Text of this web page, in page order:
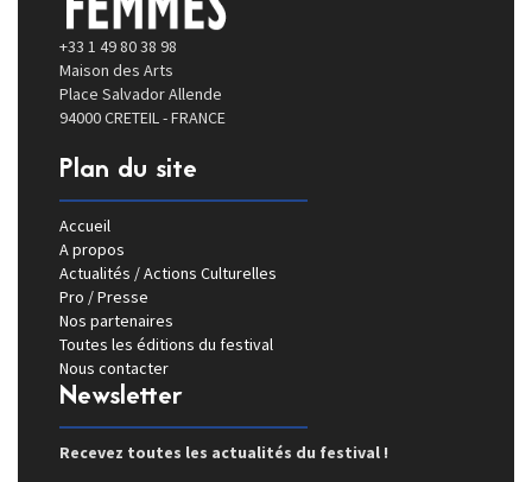
+33 1 49 80 38 98
Maison des Arts
Place Salvador Allende
94000 CRETEIL - FRANCE
Plan du site
Accueil
A propos
Actualités / Actions Culturelles
Pro / Presse
Nos partenaires
Toutes les éditions du festival
Nous contacter
Newsletter
Recevez toutes les actualités du festival !